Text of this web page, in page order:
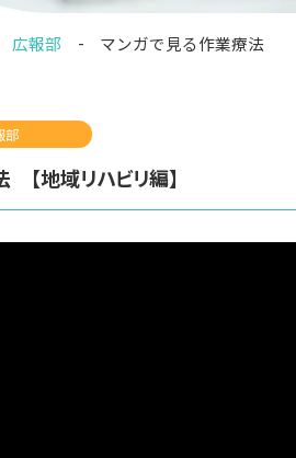
広報部 マンガで見る作業療法
部
【地域リハビリ編】